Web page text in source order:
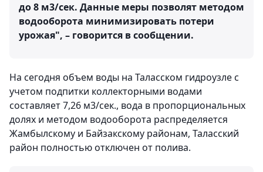
до 8 м3/сек. Данные меры позволят методом
водооборота минимизировать потери
урожая", – говорится в сообщении.
На сегодня объем воды на Таласском гидроузле с
учетом подпитки коллекторными водами
составляет 7,26 м3/сек., вода в пропорциональных
долях и методом водооборота распределяется
Жамбылскому и Байзакскому районам, Таласский
район полностью отключен от полива.